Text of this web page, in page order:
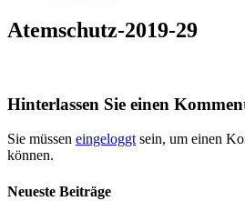
Atemschutz-2019-29
Hinterlassen Sie einen
Sie müssen eingeloggt sein, um einen
können.
Neueste Beiträge